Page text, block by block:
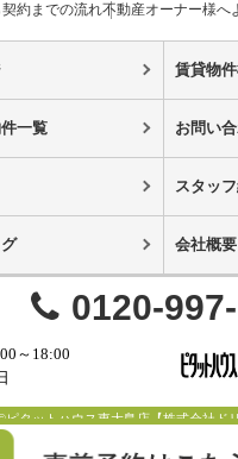
約までの流れ不動産オーナー様へ
賃貸物
一覧 お問い
スタッ
会社概要
0120-
～18:00
ピタットハウス東大島店【株式会社ド